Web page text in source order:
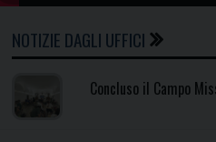
NOTIZIE DAGLI UFFICI
Concluso il Campo